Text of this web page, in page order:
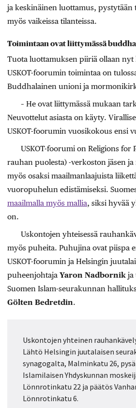
ja keskinäinen luottamus, pystytään
myös vaikeissa tilanteissa.
Toimintaan ovat liittymässä
Tuota luottamuksen piiriä ollaan nyt
USKOT-foorumin toimintaa on
Buddhalainen unioni ja
– He ovat liittymässä mukaan
Neuvottelut asiasta on käyty.
USKOT-foorumin vuosikokous ensi
USKOT-foorumi on Religions for
rauhan puolesta) -verkoston jäsen
myös osaksi maailmanlaajuista
vuoropuhelun edistämiseksi.
maailmalla myös mallia, siksi hyvää
on.
Uskontojen yhteisessä
myös puheita. Puhujina ovat piispa
USKOT-foorumin ja Helsingin
puheenjohtaja Yaron Nadbornik ja
Suomen Islam-seurakunnan
Gölten Bedretdin.
Uskontojen yhteinen
Lähtö Helsingin juutalaisen
synagogalta, Malminkatu 26,
Islamilaisen Yhdyskunnan
Lönnrotinkatu 22 ja päätös
Lönnrotinkatu 6.